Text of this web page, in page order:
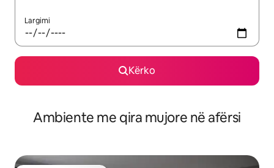
Largimi
Kërko
Ambiente me qira mujore në afërsi